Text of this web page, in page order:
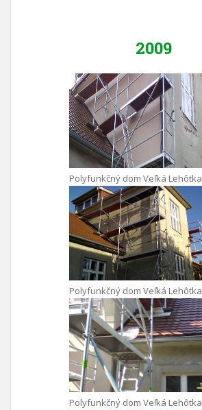
2009
Polyfunkčný dom Veľká Lehôtka
Polyfunkčný dom Veľká Lehôtka
Polyfunkčný dom Veľká Lehôtka